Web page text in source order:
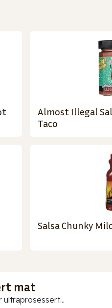
Almost Illegal
Taco
Salsa Chunky
mat
ultraprosessert...